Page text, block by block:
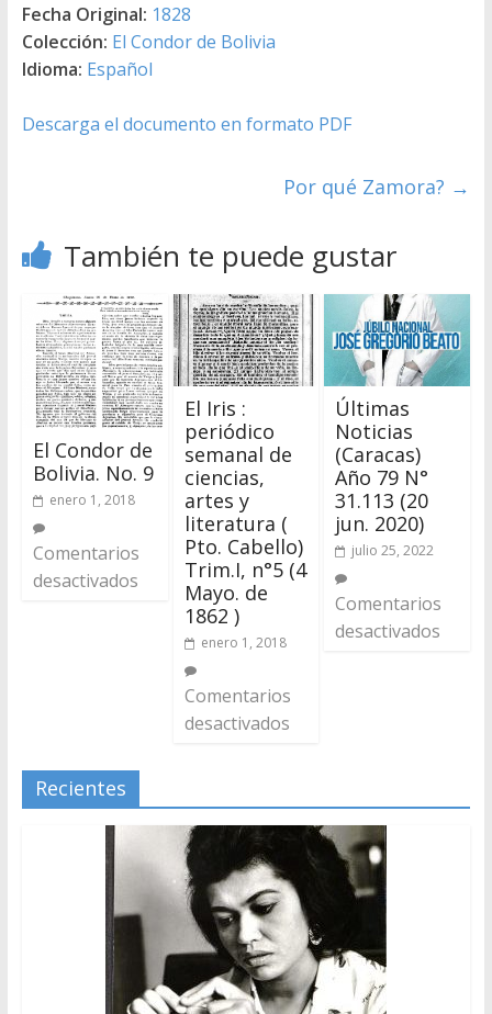
Fecha Original: 1828
Colección: El Condor de Bolivia
Idioma: Español
Descarga el documento en formato PDF
Por qué Zamora? →
También te puede gustar
El Condor de
Bolivia. No. 9
enero 1, 2018
Comentarios
desactivados
El Iris :
periódico
semanal de
ciencias,
artes y
literatura (
Pto. Cabello)
Trim.I, n°5 (4
Mayo. de
1862 )
enero 1, 2018
Comentarios
desactivados
Últimas
Noticias
(Caracas)
Año 79 N°
31.113 (20
jun. 2020)
julio 25, 2022
Comentarios
desactivados
Recientes